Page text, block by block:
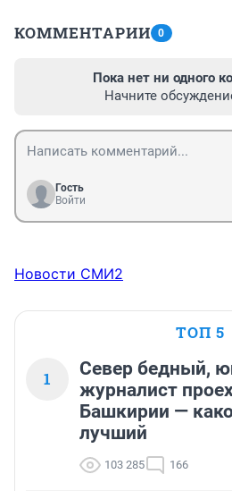
КОММЕНТАРИИ 0
Пока нет ни одного
Начните
Гость
Войти
Новости СМИ2
ТОП 5
1
Север бедный,
журналист
Башкирии —
лучший
103 285 166